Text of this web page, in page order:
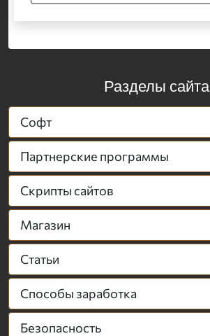
Разделы сайта
Софт
Партнерские программы
Скрипты сайтов
Магазин
Статьи
Способы заработка
Безопасность